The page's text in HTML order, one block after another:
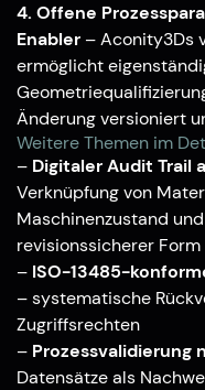
4. Offene
Enabler – Aconity3Ds
ermöglicht
Änderung versioniert
Weitere Themen im
– Digitaler Audit Trail
Verknüpfung von
Maschinenzustand
revisionssicherer Form
– ISO-13485-
– systematische
Zugriffsrechten
– Prozessvalidierung
Datensätze als